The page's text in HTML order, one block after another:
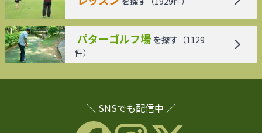
パターゴルフ場 を探す （1129
件）
＼ SNSでも配信中 ／